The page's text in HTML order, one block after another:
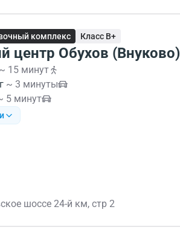
комплекс Класс B+
центр Обухов (Внуково)
~ 15 минут
~ 3 минуты
5 минут
шоссе 24-й км, стр 2